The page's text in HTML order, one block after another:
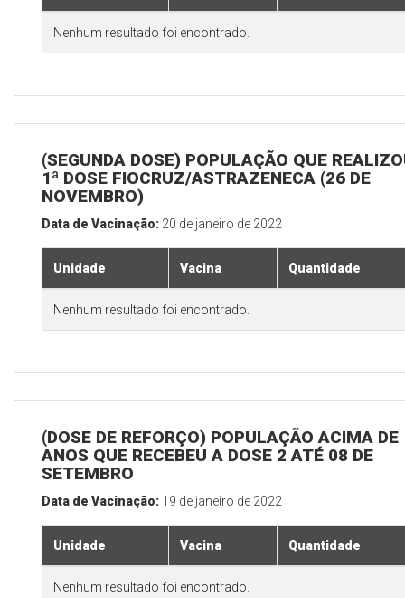
Nenhum resultado foi encontrado.
(SEGUNDA DOSE) POPULAÇÃO QUE
1ª DOSE FIOCRUZ/ASTRAZENECA (26 DE
NOVEMBRO)
Data de Vacinação: 20 de janeiro de 2022
Unidade Vacina Quantidade
Nenhum resultado foi encontrado.
(DOSE DE REFORÇO) POPULAÇÃO ACIMA DE
ANOS QUE RECEBEU A DOSE 2 ATÉ 08 DE
SETEMBRO
Data de Vacinação: 19 de janeiro de 2022
Unidade Vacina Quantidade
Nenhum resultado foi encontrado.